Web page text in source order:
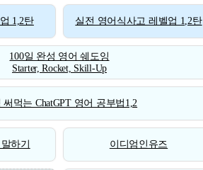
1,2탄 실전 영어식사고 레벨업 1,2탄
100일 완성 영어 쉐도잉
Starter, Rocket, Skill-Up
써먹는 ChatGPT 영어 공부법1,2
하기 이디엄인유즈